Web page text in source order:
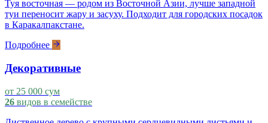
Туя восточная — родом из Восточной Азии, лучше западной
туи переносит жару и засуху. Подходит для городских посадок
в Каракалпакстане.
Подробнее
Декоративные
от 25 000 сум
26 видов в семействе